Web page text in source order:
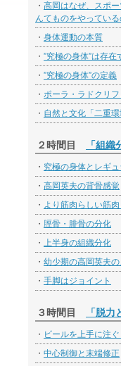
・ 高岡はなぜ、スポ
んてものをやってい
・ 身体運動の本質
・ ”究極の身体”は存在
・ ”究極の身体”の定義
・ ポーラ・ラドクリ
・ 自然と文化「二重環
２時間目 「組
・ 究極の身体とレギ
・ 高岡英夫の背骨感覚
・ より筋肉らしい筋肉
・ 脛骨・腓骨の分化
・ 上半身の組織分化
・ 幼少期の高岡英夫の
・ 手脚はジョイント
３時間目 「脱
・ ビールを上手に注
・ 中心制御と末端修正